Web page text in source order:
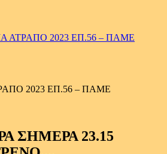
2023 ΕΠ.56 – ΠΑΜΕ
2023 ΕΠ.56 – ΠΑΜΕ